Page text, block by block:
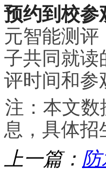
预约到校参
元智能测评
子共同就读
评时间和参
注：本文
息，具体招
上一篇：